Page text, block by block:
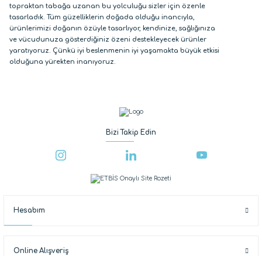
topraktan tabağa uzanan bu yolculuğu sizler için özenle
tasarladık. Tüm güzelliklerin doğada olduğu inancıyla,
ürünlerimizi doğanın özüyle tasarlıyor, kendinize, sağlığınıza
ve vücudunuza gösterdiğiniz özeni destekleyecek ürünler
yaratıyoruz. Çünkü iyi beslenmenin iyi yaşamakta büyük etkisi
olduğuna yürekten inanıyoruz.
Bizi Takip Edin
Hesabım
Online Alışveriş